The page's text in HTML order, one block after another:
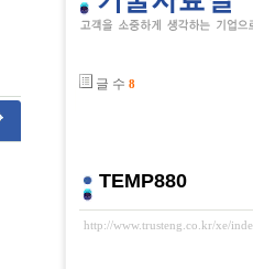
글 수 8
TEMP880
http://www.trusteng.co.kr/xe/